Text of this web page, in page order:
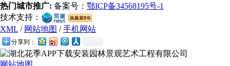
热门城市推广: 备案号： 鄂ICP备34568195号-1
技术支持：
XML / 网站地图 /手机网站
分享到：
网站地图